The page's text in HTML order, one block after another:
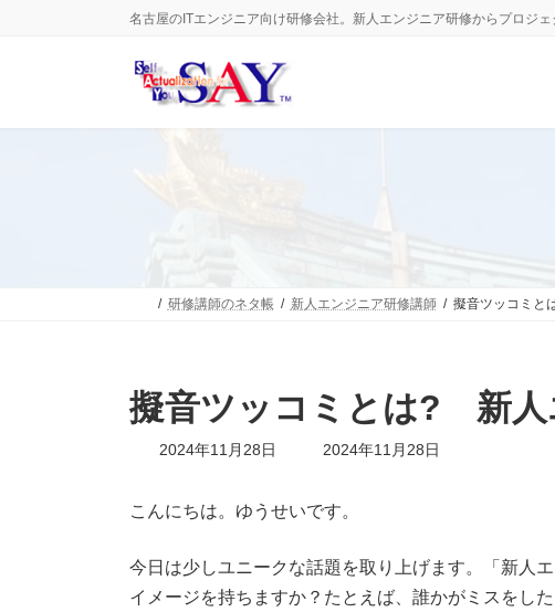
へ
ョ
名古屋のITエンジニア向け研修会社。新人エンジニア研修からプロジ
研修講師のネタ帳 新人エンジニア研修講師 擬音ツッコミと
擬音ツッコミとは? 新人
2024年11月28日
最
新
:
2024年11月28日
こんにちは。ゆうせいです。
今日は少しユニークな話題を取り上げます。「新人
イメージを持ちますか？たとえば、誰かがミスをし